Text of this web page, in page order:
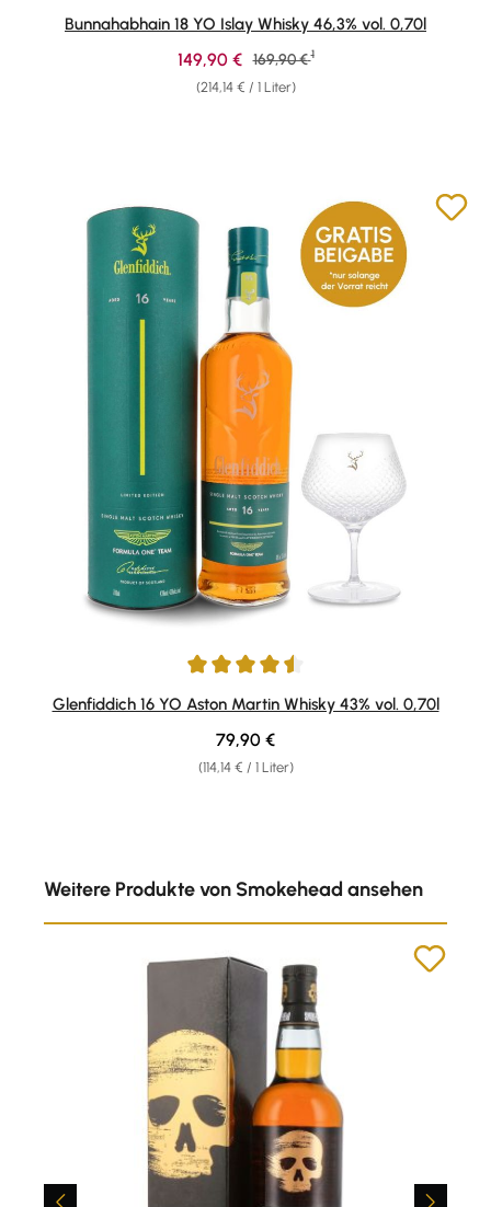
Durchschnittliche Bewertung von 5 von 5 Sternen
Bunnahabhain 18 YO Islay Whisky 46,3% vol. 0,70l
(214,14 € / 1 Liter)
Verkaufspreis:
149,90 € Regulärer Preis:
169,90 € 1
Durchschnittliche Bewertung von 4.6 von 5 Sternen
Glenfiddich 16 YO Aston Martin Whisky 43% vol. 0,70l
(114,14 € / 1 Liter)
Regulärer Preis:
79,90 €
Weitere Produkte von Smokehead ansehen